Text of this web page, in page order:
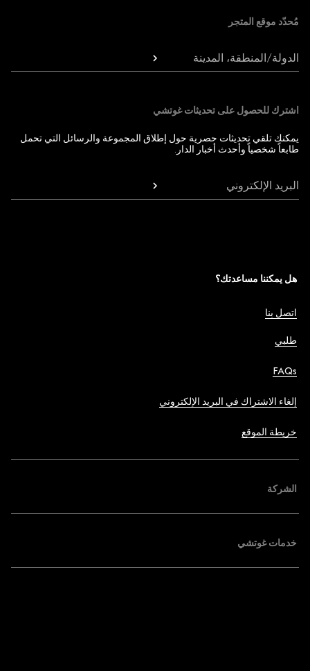
مُحدّد موقع المتجر
الدولة/المنطقة، المدينة
اشترك للحصول على تحديثات غوتشي
يمكنك تلقي تحديثات حصرية حول إطلاق المجموعة والرسائل التي تحمل
طابعاً شخصياً وأحدث أخبار الدار.
البريد الإلكتروني
هل يمكننا مساعدتك؟
اتصل بنا
طلبي
FAQs
إلغاء الاشتراك في البريد الإلكتروني
خريطة الموقع
الشركة
خدمات غوتشي